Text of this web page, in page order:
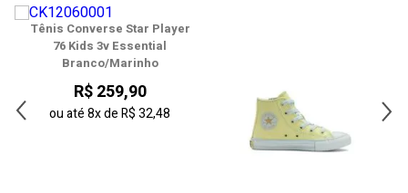
26
Tênis Converse Star Player
76 Kids 3v Essential
Branco/Marinho
R$ 259,90
ou até8xdeR$ 32,48